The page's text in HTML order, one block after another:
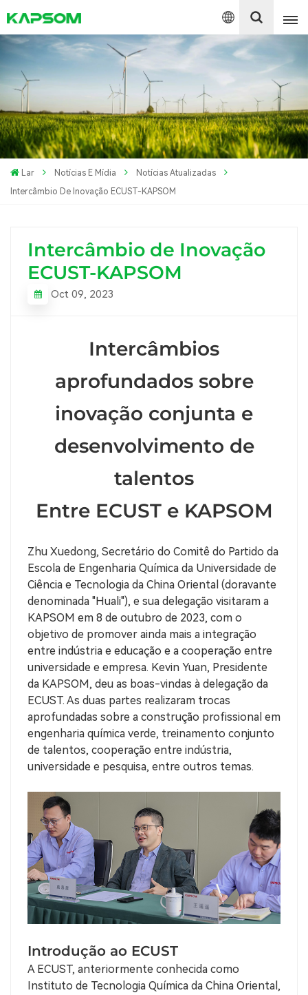
English
Español
Polski
Lar Notícias E Mídia
Notícias Atualizadas
Intercâmbio De Inovação ECUST-KAPSOM
Intercâmbio de Inovação
ECUST-KAPSOM
Oct 09, 2023
Intercâmbios
aprofundados sobre
inovação conjunta e
desenvolvimento de
talentos
Entre ECUST e KAPSOM
Zhu Xuedong, Secretário do Comitê do Partido da
Escola de Engenharia Química da Universidade de
Ciência e Tecnologia da China Oriental (doravante
denominada "Huali"), e sua delegação visitaram a
KAPSOM em 8 de outubro de 2023, com o
objetivo de promover ainda mais a integração
entre indústria e educação e a cooperação entre
universidade e empresa. Kevin Yuan, Presidente
da KAPSOM, deu as boas-vindas à delegação da
ECUST. As duas partes realizaram trocas
aprofundadas sobre a construção profissional em
engenharia química verde, treinamento conjunto
de talentos, cooperação entre indústria,
universidade e pesquisa, entre outros temas.
Introdução ao ECUST
A ECUST, anteriormente conhecida como
Instituto de Tecnologia Química da China Oriental,